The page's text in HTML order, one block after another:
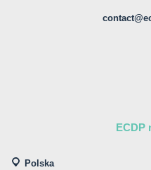
ECDP
Polska